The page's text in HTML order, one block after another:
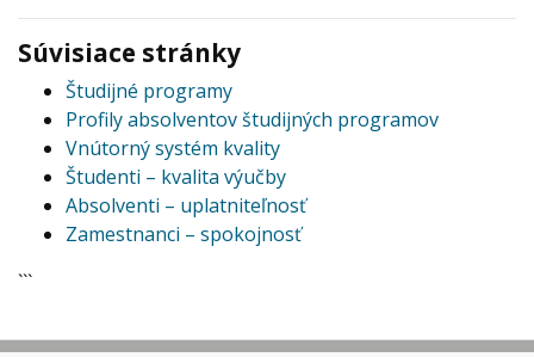
Súvisiace stránky
Študijné programy
Profily absolventov študijných programov
Vnútorný systém kvality
Študenti – kvalita výučby
Absolventi – uplatniteľnosť
Zamestnanci – spokojnosť
```